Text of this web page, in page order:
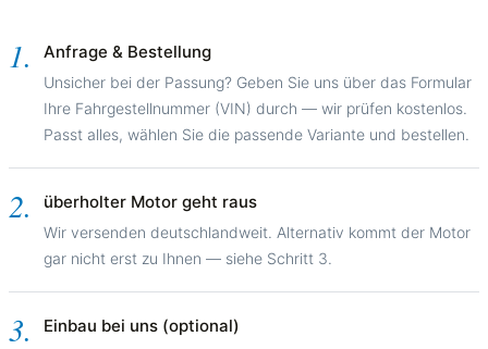
1. Anfrage & Bestellung
Unsicher bei der Passung? Geben Sie uns über das Formular
Ihre Fahrgestellnummer (VIN) durch — wir prüfen kostenlos.
Passt alles, wählen Sie die passende Variante und bestellen.
2. überholter Motor geht raus
Wir versenden deutschlandweit. Alternativ kommt der Motor
gar nicht erst zu Ihnen — siehe Schritt 3.
3. Einbau bei uns (optional)